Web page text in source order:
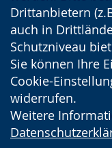
Drittanbietern
auch in
Schutzniveau
Sie können Ihre
Cookie-
widerrufen.
Weitere